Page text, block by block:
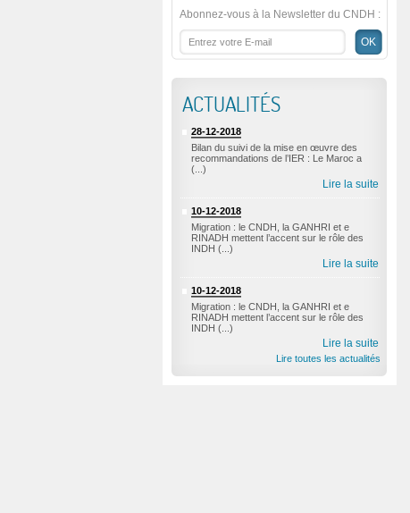
Abonnez-vous à la Newsletter du CNDH :
ACTUALITÉS
28-12-2018
Bilan du suivi de la mise en œuvre des
recommandations de l’IER : Le Maroc a
(...)
Lire la suite
10-12-2018
Migration : le CNDH, la GANHRI et e
RINADH mettent l’accent sur le rôle des
INDH (...)
Lire la suite
10-12-2018
Migration : le CNDH, la GANHRI et e
RINADH mettent l’accent sur le rôle des
INDH (...)
Lire la suite
Lire toutes les actualités